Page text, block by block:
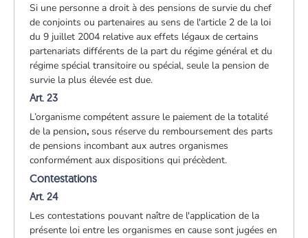
Si une personne a droit à des pensions de survie du chef
de conjoints ou partenaires au sens de l'article 2 de la loi
du 9 juillet 2004 relative aux effets légaux de certains
partenariats différents de la part du régime général et du
régime spécial transitoire ou spécial, seule la pension de
survie la plus élevée est due.
Art. 23
L’organisme compétent assure le paiement de la totalité
de la pension, sous réserve du remboursement des parts
de pensions incombant aux autres organismes
conformément aux dispositions qui précèdent.
Contestations
Art. 24
Les contestations pouvant naître de l'application de la
présente loi entre les organismes en cause sont jugées en